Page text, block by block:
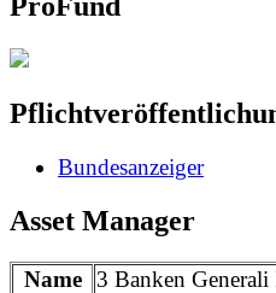
ProFund
Bundesanzeiger
Asset Manager
Name
3 Banken